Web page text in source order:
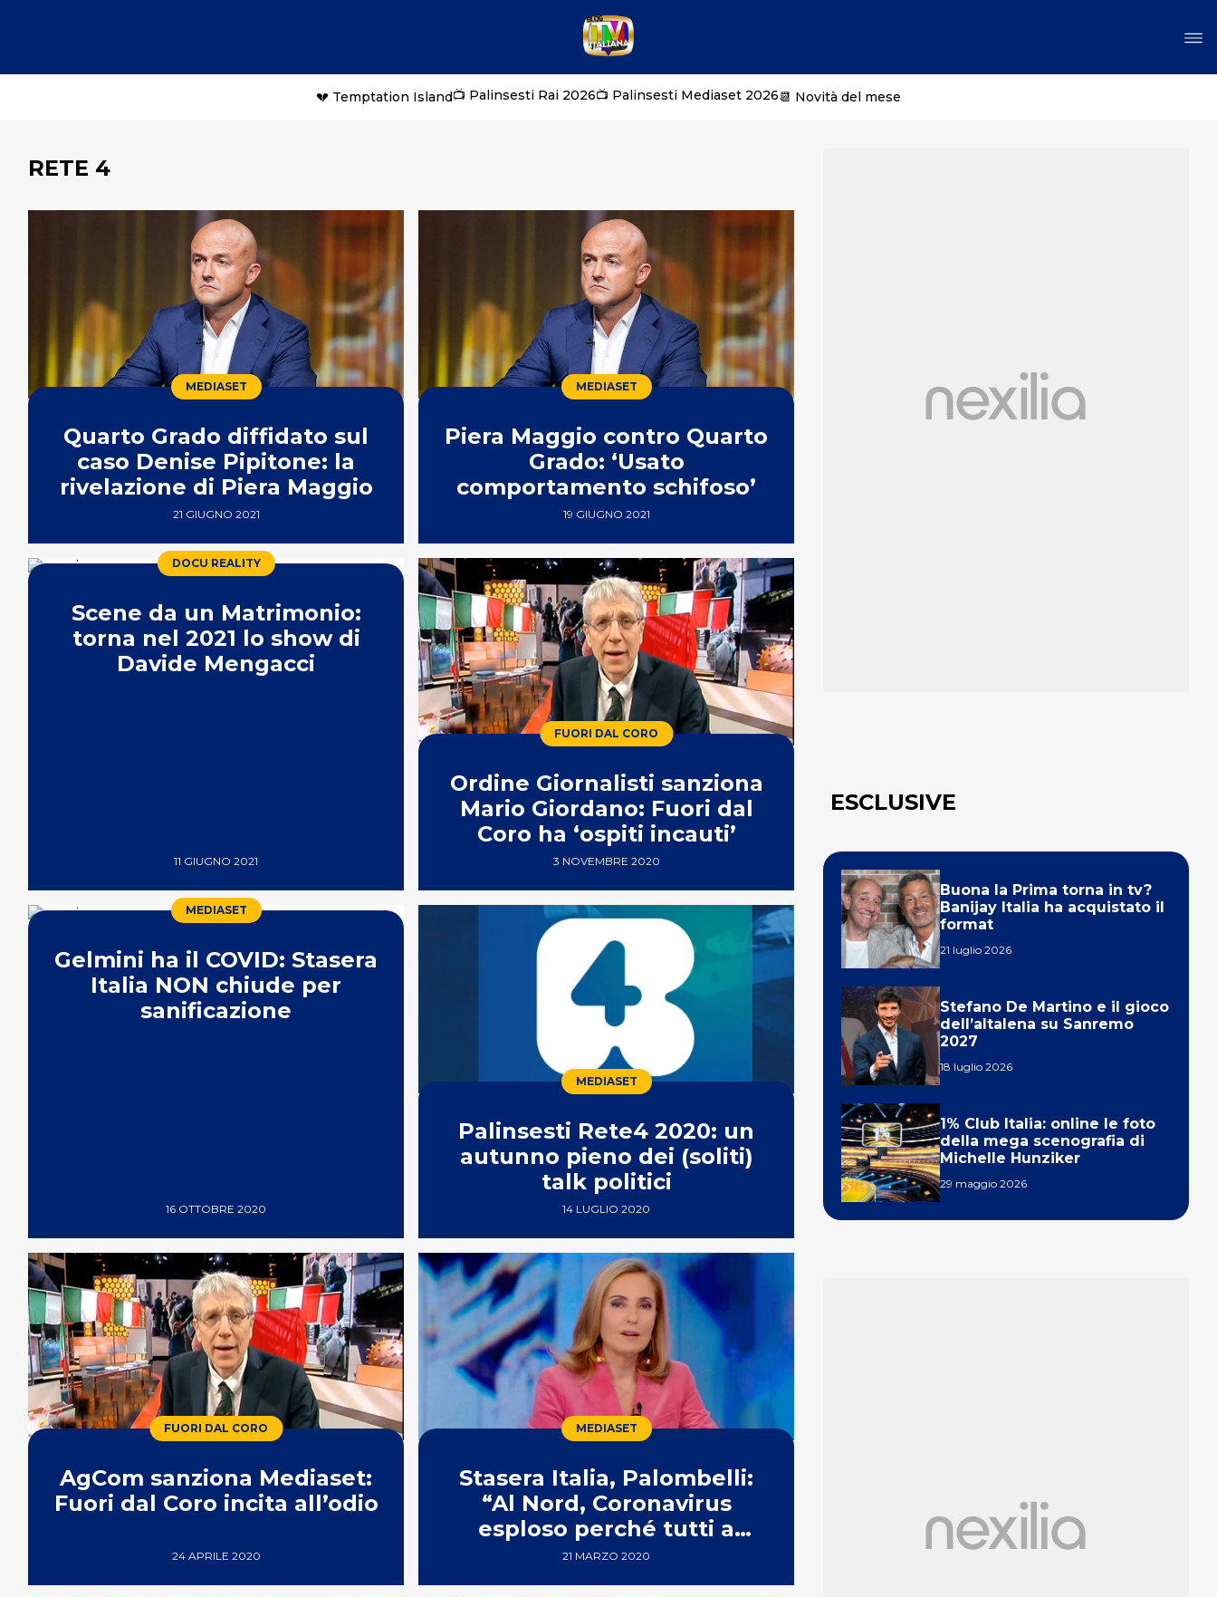
💔 Temptation Island📺 Palinsesti Rai 2026📺 Palinsesti Mediaset 2026📆 Novità del mese
RETE 4
MEDIASET
Quarto Grado diffidato sul
caso Denise Pipitone: la
rivelazione di Piera Maggio
21 GIUGNO 2021
MEDIASET
Piera Maggio contro Quarto
Grado: ‘Usato
comportamento schifoso’
19 GIUGNO 2021
DOCU REALITY
Scene da un Matrimonio:
torna nel 2021 lo show di
Davide Mengacci
11 GIUGNO 2021
FUORI DAL CORO
Ordine Giornalisti sanziona
Mario Giordano: Fuori dal
Coro ha ‘ospiti incauti’
3 NOVEMBRE 2020
MEDIASET
Gelmini ha il COVID: Stasera
Italia NON chiude per
sanificazione
16 OTTOBRE 2020
MEDIASET
Palinsesti Rete4 2020: un
autunno pieno dei (soliti)
talk politici
14 LUGLIO 2020
FUORI DAL CORO
AgCom sanziona Mediaset:
Fuori dal Coro incita all’odio
24 APRILE 2020
MEDIASET
Stasera Italia, Palombelli:
“Al Nord, Coronavirus
esploso perché tutti a
lavoro?”
21 MARZO 2020
ESCLUSIVE
Buona la Prima torna in tv?
Banijay Italia ha acquistato il
format
21 luglio 2026
Stefano De Martino e il gioco
dell’altalena su Sanremo
2027
18 luglio 2026
1% Club Italia: online le foto
della mega scenografia di
Michelle Hunziker
29 maggio 2026